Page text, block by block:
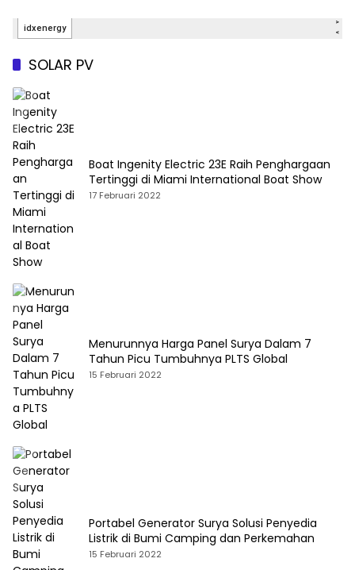
SOLAR PV
Boat Ingenity Electric 23E Raih Penghargaan
Tertinggi di Miami International Boat Show
17 Februari 2022
Menurunnya Harga Panel Surya Dalam 7
Tahun Picu Tumbuhnya PLTS Global
15 Februari 2022
Portabel Generator Surya Solusi Penyedia
Listrik di Bumi Camping dan Perkemahan
15 Februari 2022